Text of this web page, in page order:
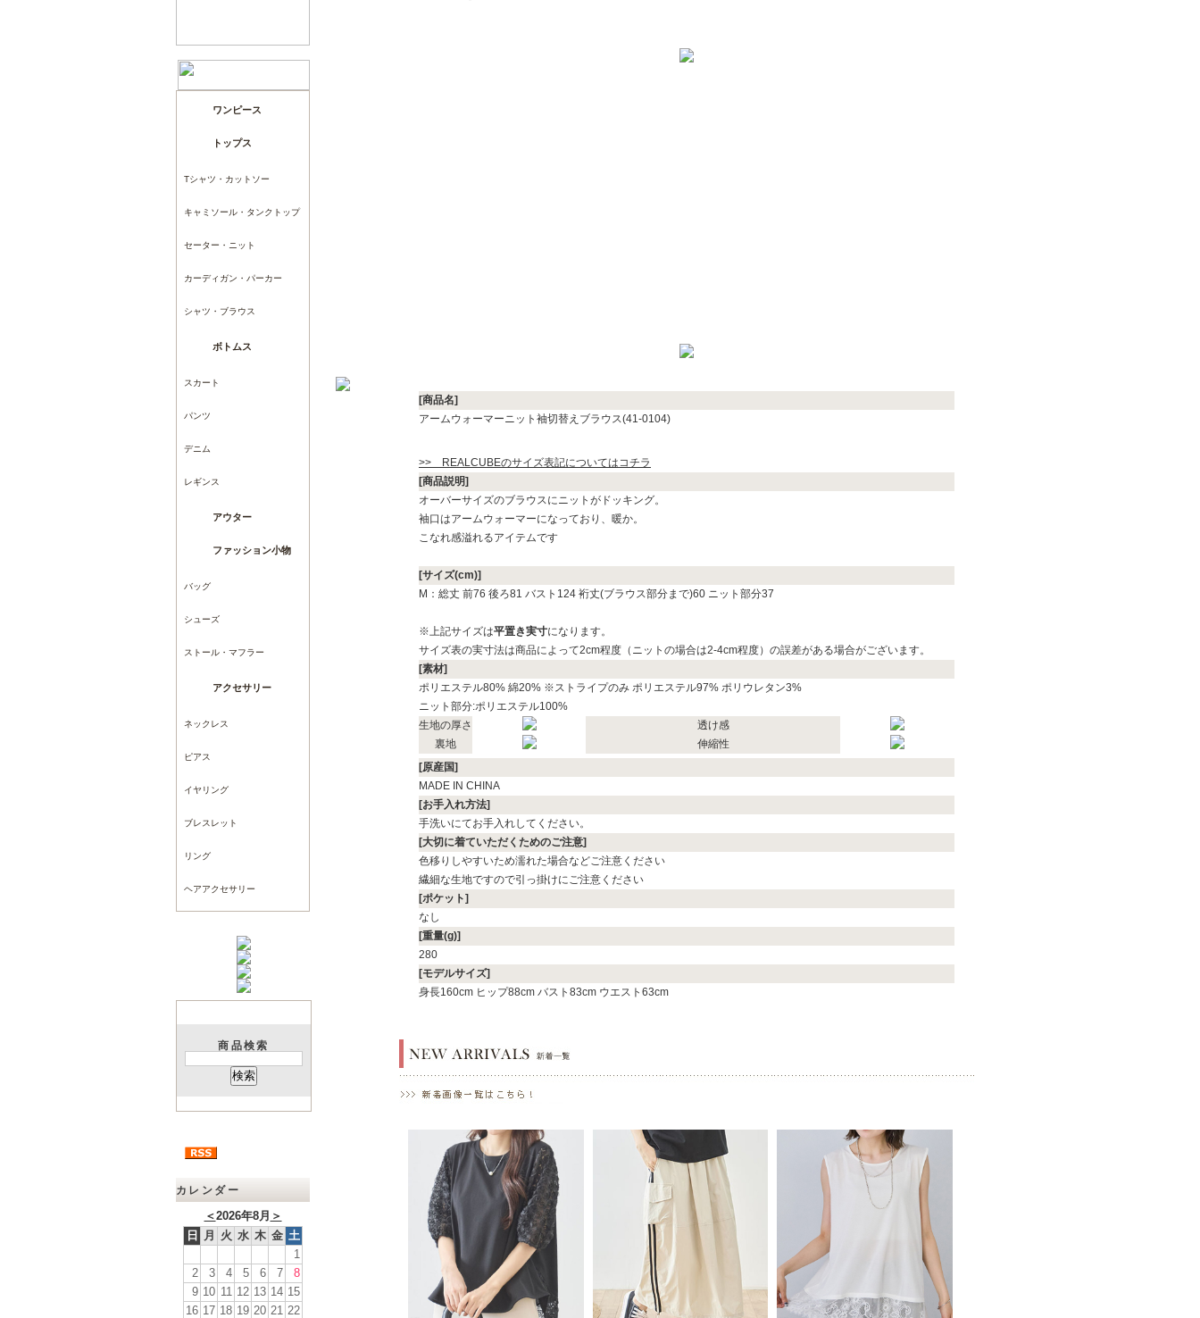
ワンピース
トップス
Tシャツ・カットソー
キャミソール・タンクトップ
セーター・ニット
カーディガン・パーカー
シャツ・ブラウス
ボトムス
スカート
パンツ
デニム
レギンス
アウター
ファッション小物
バッグ
シューズ
ストール・マフラー
アクセサリー
ネックレス
ピアス
イヤリング
ブレスレット
リング
ヘアアクセサリー
商品検索
カレンダー
＜2026年8月 ＞
日
月 火 水 木 金 土
1
2
3 4 5 6 7
8
9 10 11 12 13 14 15
16 17 18 19 20 21 22
[商品名]
アームウォーマーニット袖切替えブラウス(41-0104)
>> REALCUBEのサイズ表記についてはコチラ
[商品説明]
オーバーサイズのブラウスにニットがドッキング。
袖口はアームウォーマーになっており、暖か。
こなれ感溢れるアイテムです
[サイズ(cm)]
M：総丈 前76 後ろ81 バスト124 裄丈(ブラウス部分まで)60 ニット部分37
※上記サイズは平置き実寸になります。
サイズ表の実寸法は商品によって2cm程度（ニットの場合は2-4cm程度）の誤差がある場合がございます。
[素材]
ポリエステル80% 綿20% ※ストライプのみ ポリエステル97% ポリウレタン3%
ニット部分:ポリエステル100%
生地の厚さ
透け感
裏地
伸縮性
[原産国]
MADE IN CHINA
[お手入れ方法]
手洗いにてお手入れしてください。
[大切に着ていただくためのご注意]
色移りしやすいため濡れた場合などご注意ください
繊細な生地ですので引っ掛けにご注意ください
[ポケット]
なし
[重量(g)]
280
[モデルサイズ]
身長160cm ヒップ88cm バスト83cm ウエスト63cm